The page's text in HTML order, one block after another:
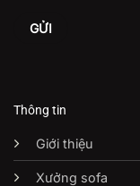
Thông tin
Giới thiệu
Xưởng sofa